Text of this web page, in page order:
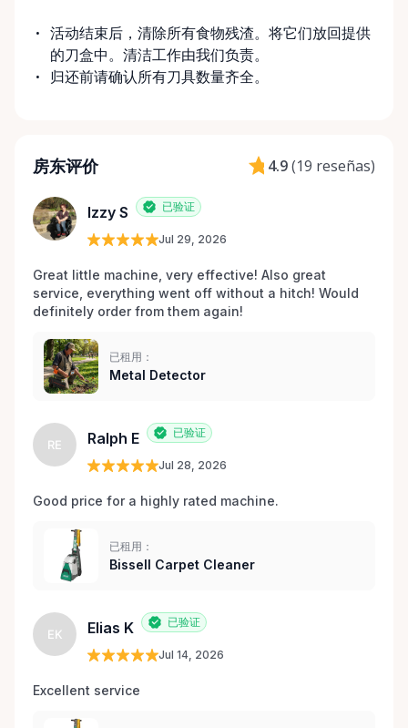
活动结束后，清除所有食物残渣。将它们放回提供
的刀盒中。清洁工作由我们负责。
归还前请确认所有刀具数量齐全。
房东评价 4.9(19 reseñas)
Izzy S 已验证
Jul 29, 2026
Great little machine, very effective! Also great
service, everything went off without a hitch! Would
definitely order from them again!
已租用：
Metal Detector
RE Ralph E 已验证
Jul 28, 2026
Good price for a highly rated machine.
已租用：
Bissell Carpet Cleaner
EK Elias K 已验证
Jul 14, 2026
Excellent service